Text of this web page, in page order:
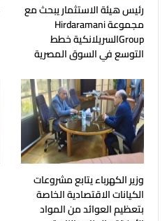
رئيس هيئة الاستثمار يبحث مع
مجموعة Hirdaramani
Groupالسريلانكية خطط
التوسع في السوق المصرية
وزير الكهرباء يتابع مشروعات
الكيانات الاقتصادية الخاصة
بتعظيم العوائد من المواد